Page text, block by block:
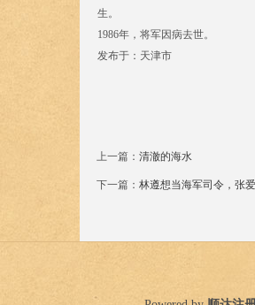
生。
1986年，将军因病去世。
发布于：天津市
上一篇：清澈的海水
下一篇：林遵想当海军司令，张